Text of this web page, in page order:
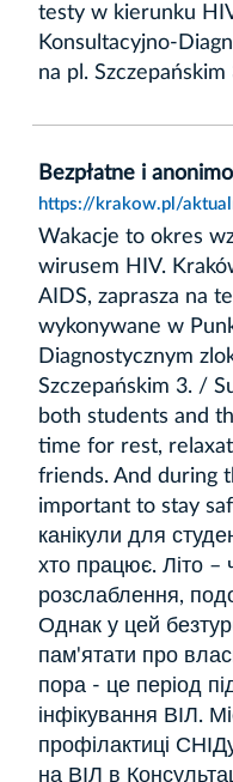
testy w kierunku
Konsultacyjno-
na pl. Szczepańskim
Bezpłatne i
https://krakow.pl/
Wakacje to okres
wirusem HIV.
AIDS, zaprasza na
wykonywane w
Diagnostycznym
Szczepańskim 3. /
both students and
time for rest,
friends. And during
important to stay
канікули для
хто працює. Літо –
розслаблення,
Однак у цей
пам'ятати про
пора - це період
інфікування ВІЛ.
профілактиці
на ВІЛ в